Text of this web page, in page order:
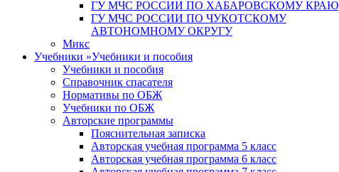
ГУ МЧС РОССИИ ПО ХАБАРОВСКОМУ КРАЮ
ГУ МЧС РОССИИ ПО ЧУКОТСКОМУ
АВТОНОМНОМУ ОКРУГУ
Микс
Учебники »Учебники и пособия
Учебники и пособия
Справочник спасателя
Нормативы по ОБЖ
Учебники по ОБЖ
Авторские программы
Пояснительная записка
Авторская учебная программа 5 класс
Авторская учебная программа 6 класс